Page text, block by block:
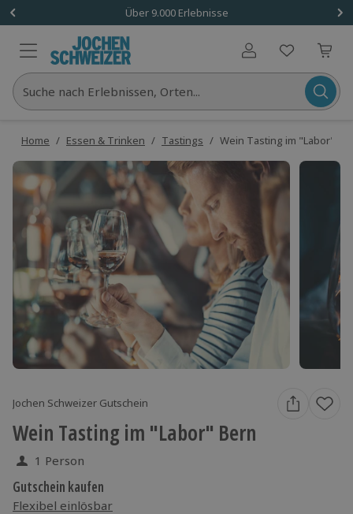
Über 9.000 Erlebnisse
Benutzerkonto
Suche nach Erlebnissen, Orten...
Home / Essen & Trinken / Tastings / Wein Tasting im "Labor"
Jochen Schweizer Gutschein
Wein Tasting im "Labor" Bern
1 Person
Gutschein kaufen
Flexibel einlösbar